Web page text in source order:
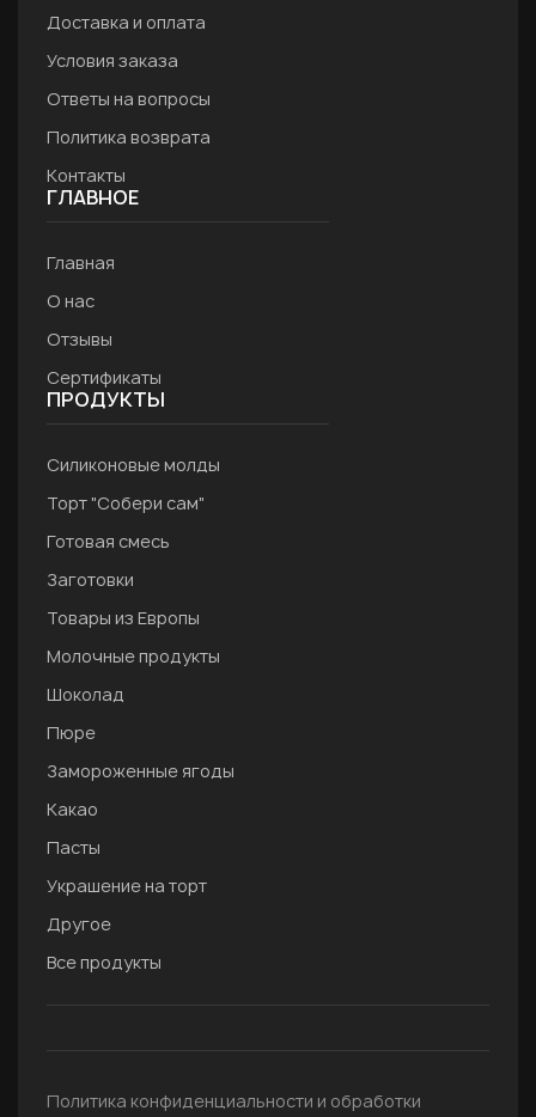
Доставка и оплата
Условия заказа
Ответы на вопросы
Политика возврата
Контакты
ГЛАВНОЕ
Главная
О нас
Отзывы
Сертификаты
ПРОДУКТЫ
Силиконовые молды
Торт "Собери сам"
Готовая смесь
Заготовки
Товары из Европы
Молочные продукты
Шоколад
Пюре
Замороженные ягоды
Какао
Пасты
Украшение на торт
Другое
Все продукты
Политика конфиденциальности и обработки